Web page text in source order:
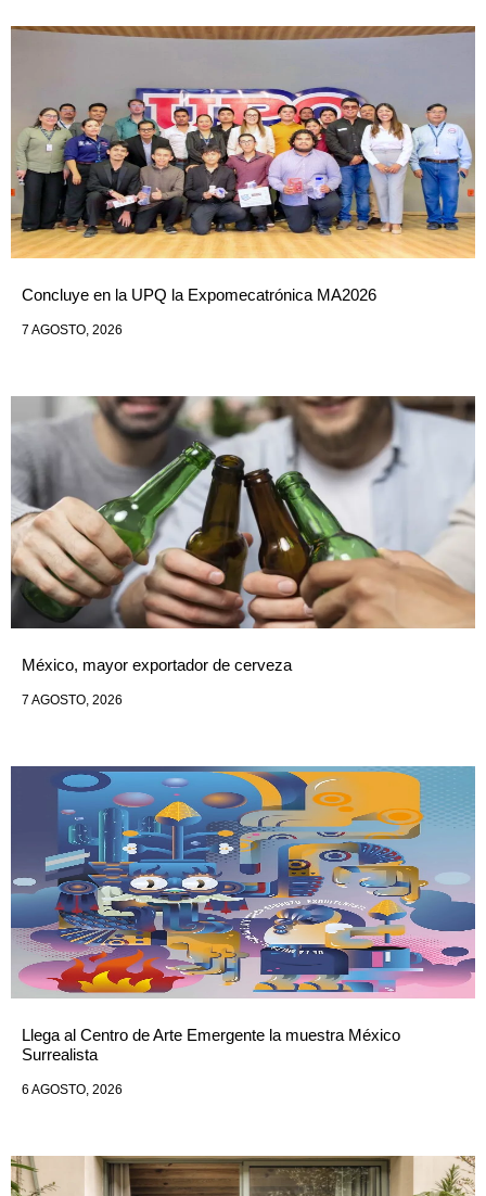
Concluye en la UPQ la Expomecatrónica MA2026
7 AGOSTO, 2026
México, mayor exportador de cerveza
7 AGOSTO, 2026
Llega al Centro de Arte Emergente la muestra México
Surrealista
6 AGOSTO, 2026